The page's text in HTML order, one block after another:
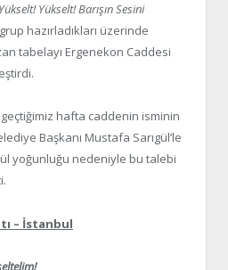
Yükselt! Yükselt! Barışın Sesini
hazırladıkları üzerinde
tabelayı Ergenekon Caddesi
geçtiğimiz hafta caddenin isminin
Başkanı Mustafa Sarıgül’le
yoğunluğu nedeniyle bu talebi
– İstanbul